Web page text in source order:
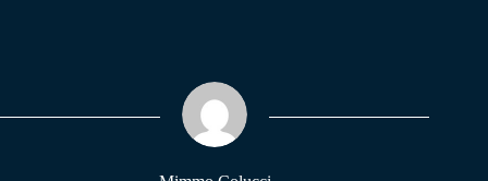
pp m